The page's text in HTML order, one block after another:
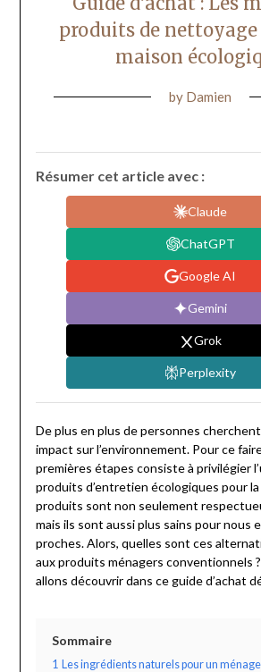
produits de
maison
by Damien
Résumer cet article avec :
Claude
ChatGPT
Google AI
Gemini
Grok
Perplexity
De plus en plus de personnes
impact sur l’environnement. Pour ce
premières étapes consiste à privilégier
produits d’entretien écologiques pour la
produits sont non seulement
mais ils sont aussi plus sains pour nous
proches. Alors, quelles sont ces
aux produits ménagers conventionnels
allons découvrir dans ce guide d’achat
Sommaire
1 Les ingrédients naturels pour un